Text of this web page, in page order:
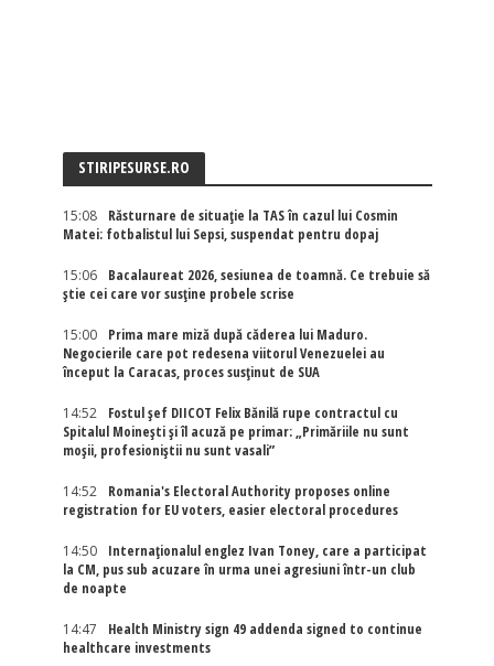
STIRIPESURSE.RO
15:08
Răsturnare de situație la TAS în cazul lui Cosmin
Matei: fotbalistul lui Sepsi, suspendat pentru dopaj
15:06
Bacalaureat 2026, sesiunea de toamnă. Ce trebuie să
știe cei care vor susține probele scrise
15:00
Prima mare miză după căderea lui Maduro.
Negocierile care pot redesena viitorul Venezuelei au
început la Caracas, proces susținut de SUA
14:52
Fostul șef DIICOT Felix Bănilă rupe contractul cu
Spitalul Moinești și îl acuză pe primar: „Primăriile nu sunt
moșii, profesioniștii nu sunt vasali”
14:52
Romania's Electoral Authority proposes online
registration for EU voters, easier electoral procedures
14:50
Internaţionalul englez Ivan Toney, care a participat
la CM, pus sub acuzare în urma unei agresiuni într-un club
de noapte
14:47
Health Ministry sign 49 addenda signed to continue
healthcare investments